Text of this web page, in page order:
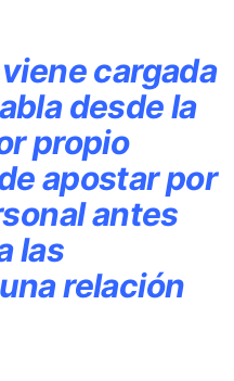
cargada
desde la
propio
apostar por
antes
las
relación